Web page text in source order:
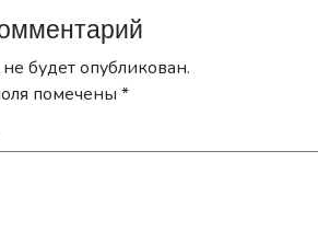
будет опубликован.
помечены *